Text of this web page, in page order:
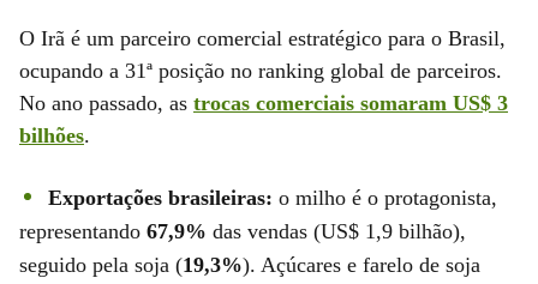
O Irã é um parceiro comercial estratégico para o Brasil,
ocupando a 31ª posição no ranking global de parceiros.
No ano passado, as trocas comerciais somaram US$ 3
bilhões.
Exportações brasileiras: o milho é o protagonista,
representando 67,9% das vendas (US$ 1,9 bilhão),
seguido pela soja (19,3%). Açúcares e farelo de soja